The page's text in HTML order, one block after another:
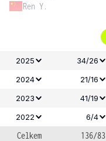
Ren Y.
2025 34/26
2024
21/16
2023
41/19
2022
6/4
Celkem 136/83